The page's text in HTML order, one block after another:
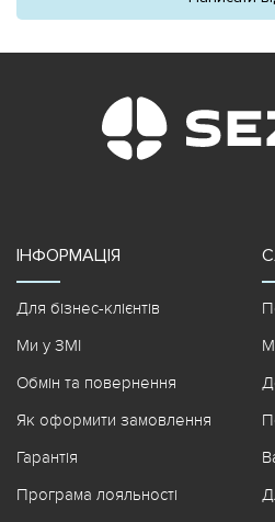
ІНФОРМАЦІЯ
Для бізнес-клієнтів
Ми у ЗМІ
Обмін та повернення
Як оформити замовлення
Гарантія
Програма лояльності